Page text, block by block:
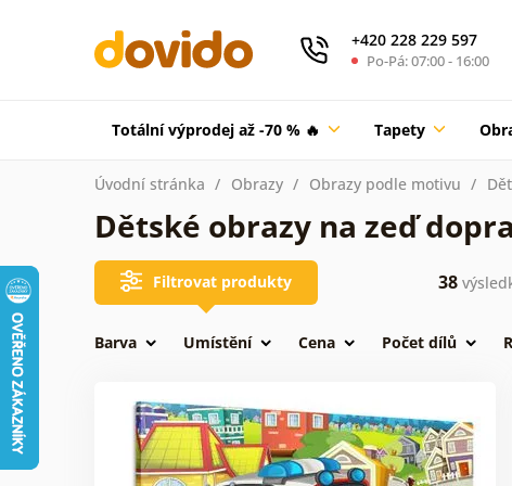
+420 228 229 597
Po-Pá: 07:00 - 16:00
Totální výprodej až -70 % 🔥 Tapety
Úvodní stránka Obrazy Obrazy podle motivu
Dětské obrazy na zeď
Filtrovat produkty 38
Barva Umístění Cena Počet dílů